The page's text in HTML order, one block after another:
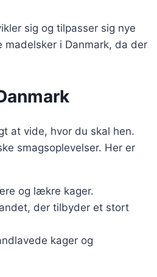
sig og tilpasser sig nye
i Danmark, da der
at vide, hvor du skal hen.
smagsoplevelser. Her er
og lækre kager.
der tilbyder et stort
kager og